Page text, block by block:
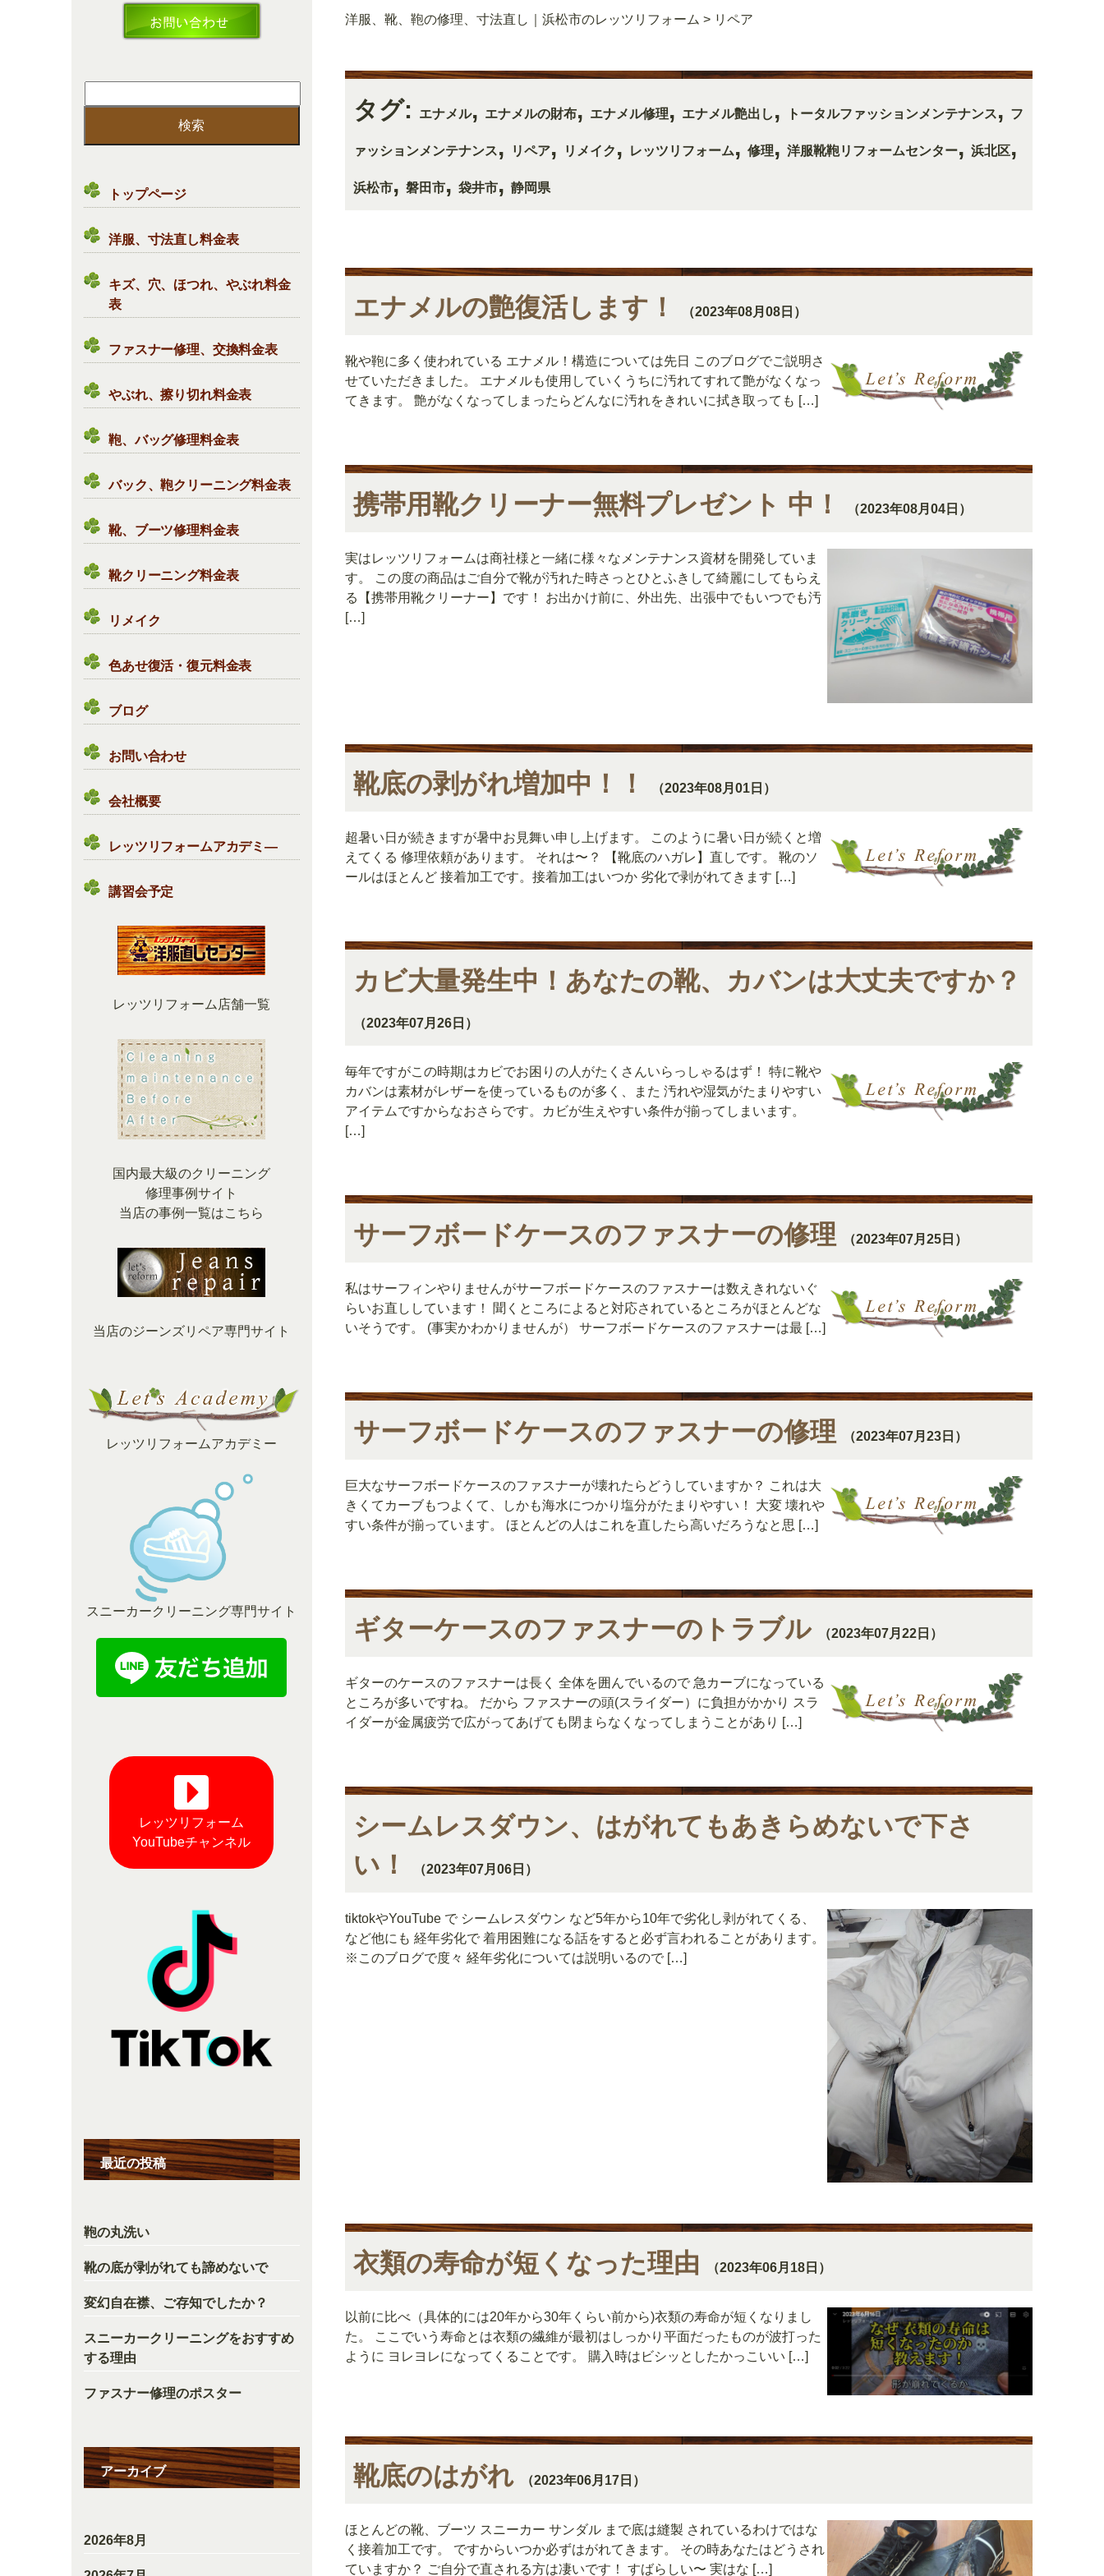
索:
トップページ
洋服、寸法直し料金表
キズ、穴、ほつれ、やぶれ料金
表
ファスナー修理、交換料金表
やぶれ、擦り切れ料金表
鞄、バッグ修理料金表
バック、鞄クリーニング料金表
靴、ブーツ修理料金表
靴クリーニング料金表
リメイク
色あせ復活・復元料金表
ブログ
お問い合わせ
会社概要
レッツリフォームアカデミ―
講習会予定
レッツリフォーム店舗一覧
国内最大級のクリーニング
修理事例サイト
当店の事例一覧はこちら
当店のジーンズリペア専門サイト
レッツリフォームアカデミー
スニーカークリーニング専門サイト
レッツリフォーム
YouTubeチャンネル
最近の投稿
鞄の丸洗い
靴の底が剥がれても諦めないで
変幻自在襟、ご存知でしたか？
スニーカークリーニングをおすすめ
する理由
ファスナー修理のポスター
アーカイブ
2026年8月
洋服、靴、鞄の修理、寸法直し｜浜松市のレッツリフォーム > リペア
タグ: エナメル, エナメルの財布, エナメル修理, エナメル艶出し , トータルファッションメンテナンス, フ
ァッションメンテナンス, リペア, リメイク , レッツリフォーム, 修理, 洋服靴鞄リフォームセンター, 浜北区,
浜松市, 磐田市, 袋井市, 静岡県
エナメルの艶復活します！ （2023年08月08日）
靴や鞄に多く使われている エナメル！構造については先日 このブログでご説明さ
せていただきました。 エナメルも使用していくうちに汚れてすれて艶がなくなっ
てきます。 艶がなくなってしまったらどんなに汚れをきれいに拭き取っても […]
携帯用靴クリーナー無料プレゼント 中！ （2023年08月04日）
実はレッツリフォームは商社様と一緒に様々なメンテナンス資材を開発していま
す。 この度の商品はご自分で靴が汚れた時さっとひとふきして綺麗にしてもらえ
る【携帯用靴クリーナー】です！ お出かけ前に、外出先、出張中でもいつでも汚
[…]
靴底の剥がれ増加中！！ （2023年08月01日）
超暑い日が続きますが暑中お見舞い申し上げます。 このように暑い日が続くと増
えてくる 修理依頼があります。 それは〜？ 【靴底のハガレ】直しです。 靴のソ
ールはほとんど 接着加工です。接着加工はいつか 劣化で剥がれてきます […]
カビ大量発生中！あなたの靴、カバンは大丈夫ですか？
（2023年07月26日）
毎年ですがこの時期はカビでお困りの人がたくさんいらっしゃるはず！ 特に靴や
カバンは素材がレザーを使っているものが多く、また 汚れや湿気がたまりやすい
アイテムですからなおさらです。カビが生えやすい条件が揃ってしまいます。
[…]
サーフボードケースのファスナーの修理 （2023年07月25日）
私はサーフィンやりませんがサーフボードケースのファスナーは数えきれないぐ
らいお直ししています！ 聞くところによると対応されているところがほとんどな
いそうです。 (事実かわかりませんが） サーフボードケースのファスナーは最 […]
サーフボードケースのファスナーの修理 （2023年07月23日）
巨大なサーフボードケースのファスナーが壊れたらどうしていますか？ これは大
きくてカーブもつよくて、しかも海水につかり塩分がたまりやすい！ 大変 壊れや
すい条件が揃っています。 ほとんどの人はこれを直したら高いだろうなと思 […]
ギターケースのファスナーのトラブル （2023年07月22日）
ギターのケースのファスナーは長く 全体を囲んでいるので 急カーブになっている
ところが多いですね。 だから ファスナーの頭(スライダー）に負担がかかり スラ
イダーが金属疲労で広がってあげても閉まらなくなってしまうことがあり […]
シームレスダウン、はがれてもあきらめないで下さ
い！
（2023年07月06日）
tiktokやYouTube で シームレスダウン など5年から10年で劣化し剥がれてくる、
など他にも 経年劣化で 着用困難になる話をすると必ず言われることがあります。
※このブログで度々 経年劣化については説明いるので […]
衣類の寿命が短くなった理由 （2023年06月18日）
以前に比べ（具体的には20年から30年くらい前から)衣類の寿命が短くなりまし
た。 ここでいう寿命とは衣類の繊維が最初はしっかり平面だったものが波打った
ように ヨレヨレになってくることです。 購入時はビシッとしたかっこいい […]
靴底のはがれ （2023年06月17日）
ほとんどの靴、ブーツ スニーカー サンダル まで底は縫製 されているわけではな
く接着加工です。 ですからいつか必ずはがれてきます。 その時あなたはどうされ
ていますか？ ご自分で直される方は凄いです！ すばらしい〜 実はな […]